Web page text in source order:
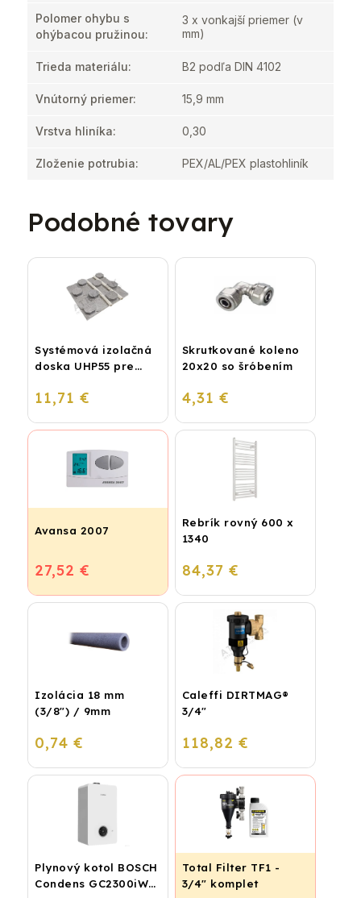
Polomer ohybu s
ohýbacou pružinou:
3 x vonkajší priemer (v
mm)
Trieda materiálu: B2 podľa DIN 4102
Vnútorný priemer: 15,9 mm
Vrstva hliníka: 0,30
Zloženie potrubia: PEX/AL/PEX plastohliník
Podobné tovary
Systémová izolačná
doska UHP55 pre
(STIROTERMAL
11,71 €
Skrutkované koleno
20x20 so šróbením
4,31 €
Avansa 2007
27,52 €
Rebrík rovný 600 x
1340
84,37 €
Izolácia 18 mm
(3/8") / 9mm
0,74 €
Caleffi DIRTMAG®
3/4"
118,82 €
Plynový kotol BOSCH
Condens GC2300iW
Total Filter TF1 -
3/4" komplet